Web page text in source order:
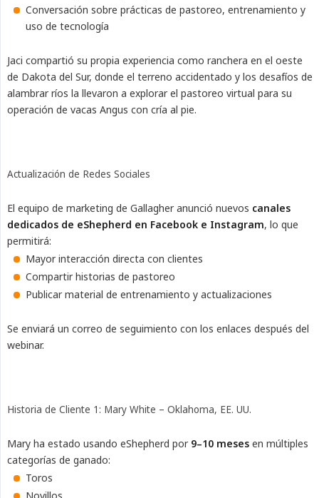
Conversación sobre prácticas de pastoreo, entrenamiento y
uso de tecnología
Jaci compartió su propia experiencia como ranchera en el oeste
de Dakota del Sur, donde el terreno accidentado y los desafíos de
alambrar ríos la llevaron a explorar el pastoreo virtual para su
operación de vacas Angus con cría al pie.
Actualización de Redes Sociales
El equipo de marketing de Gallagher anunció nuevos canales
dedicados de eShepherd en Facebook e Instagram, lo que
permitirá:
Mayor interacción directa con clientes
Compartir historias de pastoreo
Publicar material de entrenamiento y actualizaciones
Se enviará un correo de seguimiento con los enlaces después del
webinar.
Historia de Cliente 1: Mary White – Oklahoma, EE. UU.
Mary ha estado usando eShepherd por 9–10 meses en múltiples
categorías de ganado:
Toros